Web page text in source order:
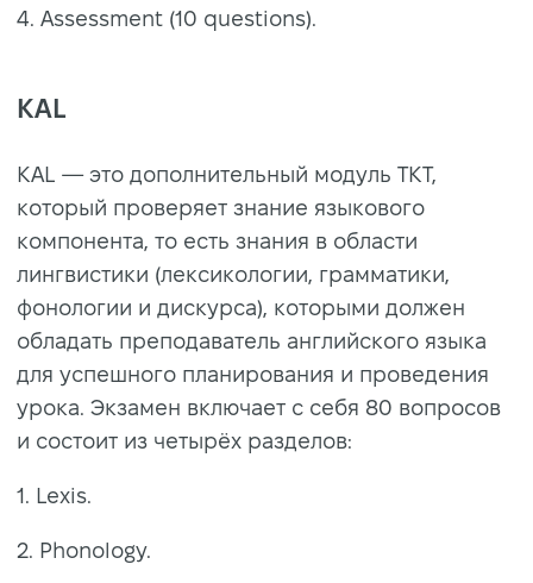
4. Assessment (10 questions).
KAL
KAL — это дополнительный модуль ТКТ,
который проверяет знание языкового
компонента, то есть знания в области
лингвистики (лексикологии, грамматики,
фонологии и дискурса), которыми должен
обладать преподаватель английского языка
для успешного планирования и проведения
урока. Экзамен включает с себя 80 вопросов
и состоит из четырёх разделов:
1. Lexis.
2. Phonology.